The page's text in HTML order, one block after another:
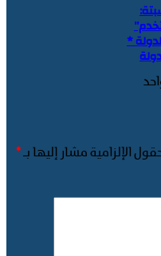
*
الإلزامية مشار إليها بـ*